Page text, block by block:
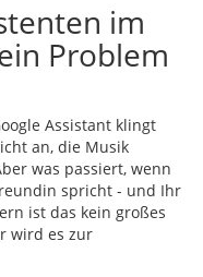
im
Problem
Assistant klingt
an, die Musik
was passiert, wenn
spricht - und Ihr
ist das kein großes
wird es zur